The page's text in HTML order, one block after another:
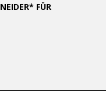
FÜR